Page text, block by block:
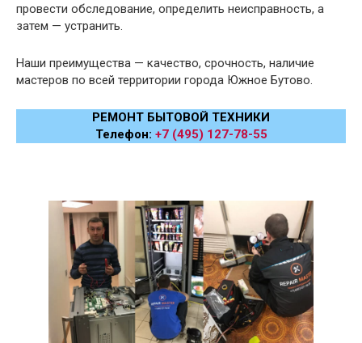
провести обследование, определить неисправность, а
затем — устранить.
Наши преимущества — качество, срочность, наличие
мастеров по всей территории города Южное Бутово.
РЕМОНТ БЫТОВОЙ ТЕХНИКИ
Телефон: +7 (495) 127-78-55